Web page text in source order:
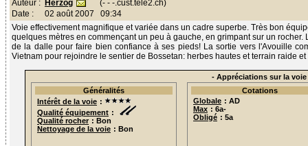
Auteur : Herzog
(- - -.cust.tele2.ch)
Date :
02 août 2007 09:34
Voie effectivement magnifique et variée dans un cadre superbe. Très bon
quelques mètres en commençant un peu à gauche, en grimpant sur un
de la dalle pour faire bien confiance à ses pieds! La sortie vers l'Avouille
Vietnam pour rejoindre le sentier de Bossetan: herbes hautes et terrain raide
- Appréciations sur la voie
Généralités
Intérêt de la voie :
Qualité équipement :
Qualité rocher : Bon
Nettoyage de la voie : Bon
Cotations
Globale : AD
Max : 6a-
Obligé : 5a